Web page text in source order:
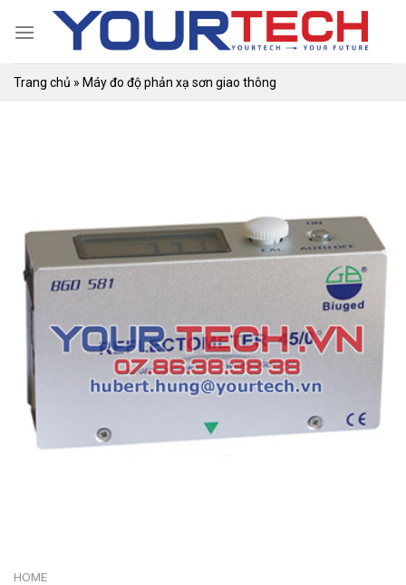
Trang chủ » Máy đo độ phản xạ sơn giao thông
HOME